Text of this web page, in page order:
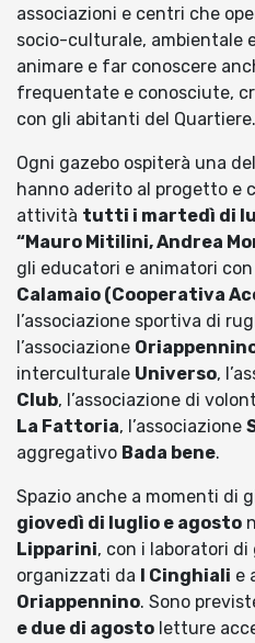
associazioni e centri che
socio-culturale, ambientale
animare e far conoscere
frequentate e conosciute,
con gli abitanti del Quartiere.
Ogni gazebo ospiterà una
hanno aderito al progetto e
attività tutti i martedì di
“Mauro Mitilini, Andrea
gli educatori e animatori
Calamaio (Cooperativa
l’associazione sportiva di
l’associazione
interculturale Universo,
Club, l’associazione di
La Fattoria, l’associazione
aggregativo Bada bene.
Spazio anche a momenti di
giovedì di luglio e agosto
Lipparini, con i laboratori di
organizzati da
I Cinghiali e
Oriappennino. Sono
e due di agosto letture